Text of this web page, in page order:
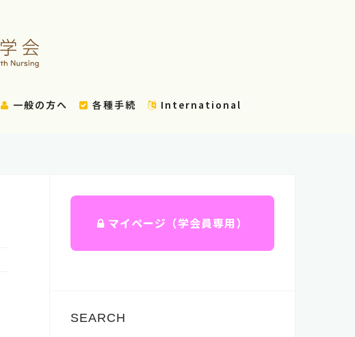
一般の方へ 各種手続 International
マイページ（学会員専用）
SEARCH